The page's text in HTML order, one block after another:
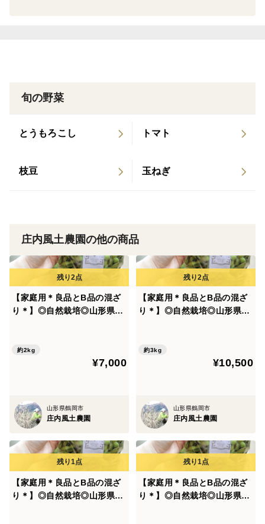
旬の野菜
とうもろこし トマト
枝豆 玉ねぎ
庄内風土農園の他の商品
【家庭用＊良品とB品の混ざ
り＊】◎自然栽培◎山形県鶴
約2kg
¥7,000
山形県鶴岡市
庄内風土農園
【家庭用＊良品とB品の混ざ
り＊】◎自然栽培◎山形県鶴
約3kg
¥10,500
山形県鶴岡市
庄内風土農園
【家庭用＊良品とB品の混ざ
り＊】◎自然栽培◎山形県鶴
【家庭用＊良品とB品の混ざ
り＊】◎自然栽培◎山形県鶴